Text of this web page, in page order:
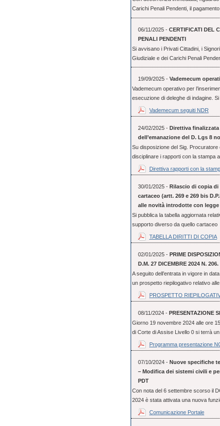
Carichi Penali Pendenti, il
06/11/2025 - CERTIFICATI DEL
PENALI PENDENTI
Si avvisano i Privati Cittadini, i
Giudiziale e dei Carichi Penali
19/09/2025 - Vademecum
Vademecum operativo per
esecuzione di deleghe di indagine.
Vademecum seguiti NDR
24/02/2025 - Direttiva
dell’emanazione del D. Lgs 8
Su disposizione del Sig.
disciplinare i rapporti con la stampa
Direttiva rapporti con la
30/01/2025 - Rilascio di copia
cartaceo (artt. 269 e 269 bis
alle novità introdotte con legge
Si pubblica la tabella aggiornata
supporto diverso da quello
TABELLA DIRITTI DI COPIA
02/01/2025 - PRIME
D.M. 27 DICEMBRE 2024 N. 206.
A seguito dell’entrata in vigore in
un prospetto riepilogativo relativo
PROSPETTO
08/11/2024 - PRESENTAZIONE
Giorno 19 novembre 2024 alle ore
di Corte di Assise Livello 0 si terrà
Programma presentazione
07/10/2024 - Nuove specifiche
– Modifica dei sistemi civili e
PDT
Con nota del 6 settembre scorso il
2024 è stata attivata una nuova
Comunicazione Portale